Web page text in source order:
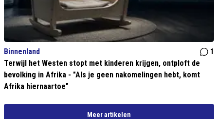
Binnenland
1
Terwijl het Westen stopt met kinderen krijgen, ontploft de
bevolking in Afrika - "Als je geen nakomelingen hebt, komt
Afrika hiernaartoe"
Meer artikelen